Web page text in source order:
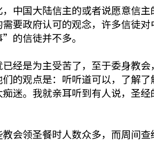
中国大陆信主的或者说愿意信
要政府认可的观念，许多信徒
的信徒并不多。
经是为主受苦了，至于委身教
的观点是：听听道可以，了解
迷。我就亲耳听到有人说，圣
会领圣餐时人数众多，而周间